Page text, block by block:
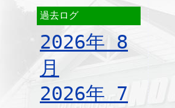
過去ログ
2026年 8
月
2026年 7